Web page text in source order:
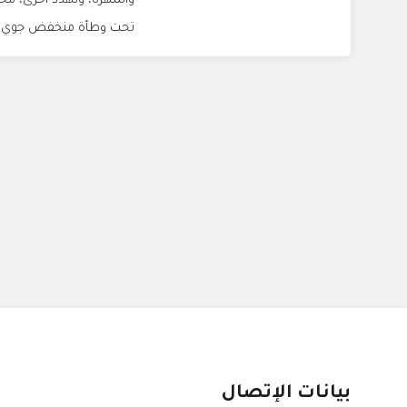
تحت وطأة منخفض
بيانات الإتصال